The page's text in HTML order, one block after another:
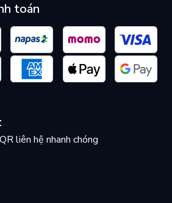
toán
liên hệ nhanh chóng